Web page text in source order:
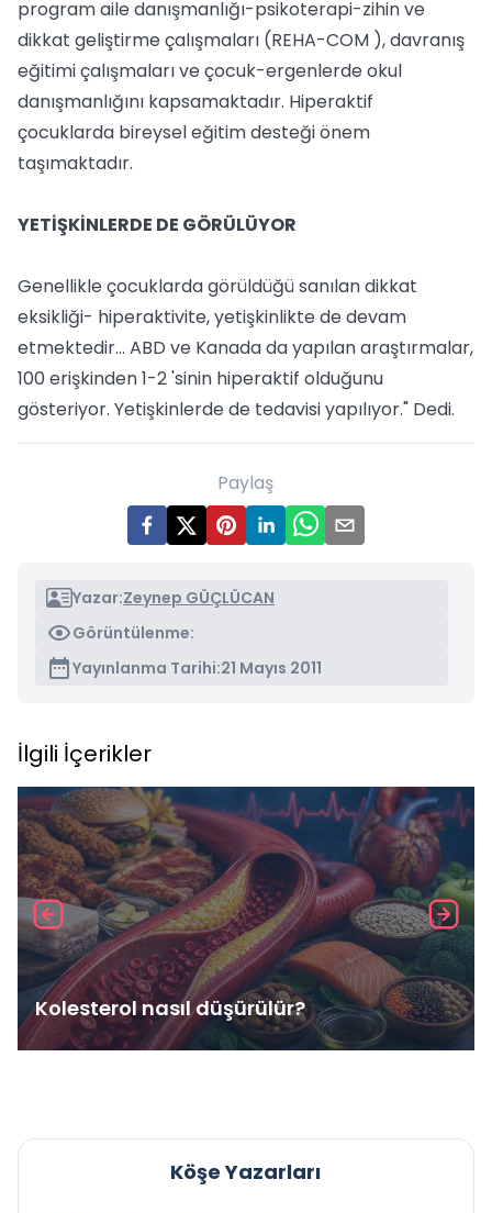
program aile danışmanlığı-psikoterapi-zihin ve
dikkat geliştirme çalışmaları (REHA-COM ), davranış
eğitimi çalışmaları ve çocuk-ergenlerde okul
danışmanlığını kapsamaktadır. Hiperaktif
çocuklarda bireysel eğitim desteği önem
taşımaktadır.
YETİŞKİNLERDE DE GÖRÜLÜYOR
Genellikle çocuklarda görüldüğü sanılan dikkat
eksikliği- hiperaktivite, yetişkinlikte de devam
etmektedir… ABD ve Kanada da yapılan araştırmalar,
100 erişkinden 1-2 'sinin hiperaktif olduğunu
gösteriyor. Yetişkinlerde de tedavisi yapılıyor." Dedi.
Paylaş
Yazar:Zeynep GÜÇLÜCAN
Görüntülenme:
Yayınlanma Tarihi:21 Mayıs 2011
İlgili İçerikler
Kolesterol nasıl düşürülür?
Köşe Yazarları